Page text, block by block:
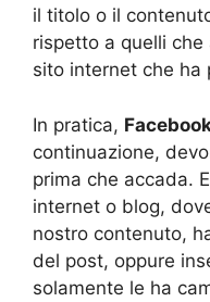
il titolo o il
rispetto a quelli
sito internet che ha
In pratica,
continuazione,
prima che accada.
internet o blog,
nostro contenuto,
del post, oppure
solamente le ha